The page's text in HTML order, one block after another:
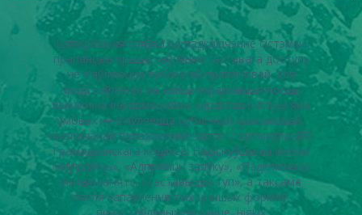
Цяперашняя заяўка на падключэнне сістэмы і
прапанова прадастаўлення тэставага доступу
не з'яўляюцца публічнай прапановай. Уся
прадстаўленая на сайце інфармацыя носіць
выключна інфармацыйны характар ​​і ні пры якіх
умовах не з'яўляецца публічнай прапановай,
вызначанай палажэннямі часткі 2 артыкула 437
Грамадзянскага кодэкса. Націснуўшы на кнопкі
«Адправіць», «Адправіць заяўку», «Падключыць
Антыплагіят», «Тэставы доступ», а таксама
пасля запаўнення тых ці іншых формаў,